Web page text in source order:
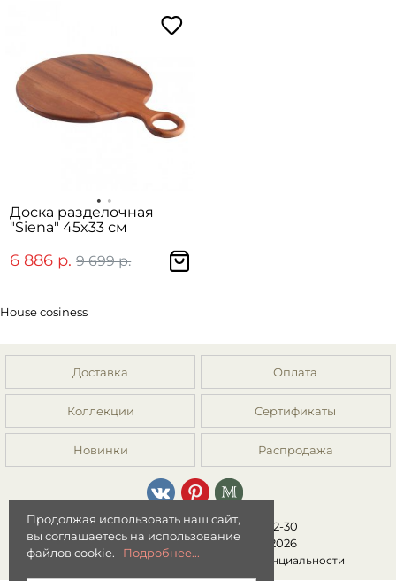
Доска разделочная
"Siena" 45x33 см
6 886 р. 9 699 р.
House cosiness
Доставка Оплата
Коллекции Сертификаты
Новинки Распродажа
8 (499) 392-01-44, 8 (977) 149-22-30
Интернет-магазин "Мята" © 2026
Публичная оферта |Политика конфиденциальности
Продолжая использовать наш сайт,
вы соглашаетесь на использование
файлов cookie.
Подробнее...